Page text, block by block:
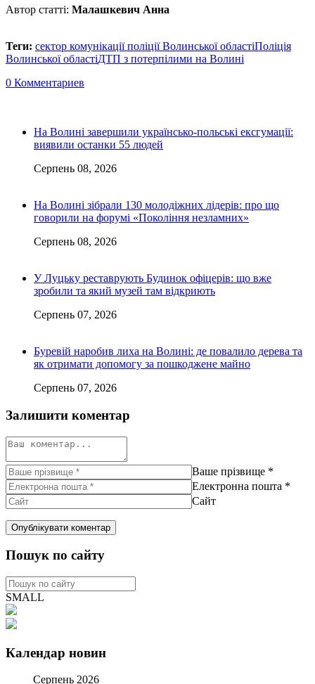
Автор статті: Малашкевич Анна
Теги: сектор комунікації поліції Волинської областіПоліція
Волинської областіДТП з потерпілими на Волині
0 Комментариев
На Волині завершили українсько-польські ексгумації:
виявили останки 55 людей
Серпень 08, 2026
На Волині зібрали 130 молодіжних лідерів: про що
говорили на форумі «Покоління незламних»
Серпень 08, 2026
У Луцьку реставрують Будинок офіцерів: що вже
зробили та який музей там відкриють
Серпень 07, 2026
Буревій наробив лиха на Волині: де повалило дерева та
як отримати допомогу за пошкоджене майно
Серпень 07, 2026
Залишити коментар
Ваше прізвище *
Електронна пошта *
Сайт
Пошук по сайту
SMALL
Календар новин
Серпень 2026